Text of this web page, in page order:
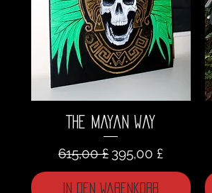
The Mayan Way
Standardpreis
615,00 £ Sale-Preis
395,00 £
In den Warenkorb